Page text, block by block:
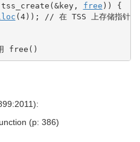
(&key, free ) )
{
(4) ) ;
// 在 TSS 上存储指针
free()
(p: 386)